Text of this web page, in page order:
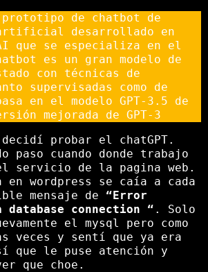
prototipo de chatbot de
desarrollado en
que se especializa en el
es un gran modelo de
con técnicas de
supervisadas como de
en el modelo GPT-3.5 de
mejorada de GPT-3
decidí probar el chatGPT.
paso cuando donde trabajo
servicio de la pagina web.
en wordpress se caía a cada
mensaje de “Error
connection “ . Solo
el mysql pero como
veces y sentí que ya era
que le puse atención y
que choe.